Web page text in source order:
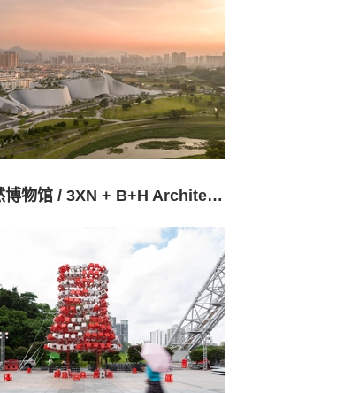
深圳自然博物馆 / 3XN + B+H Architects + 筑博设计